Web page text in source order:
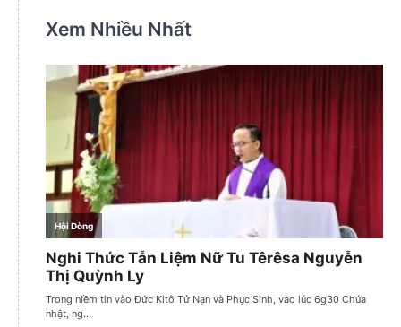
Xem Nhiều Nhất